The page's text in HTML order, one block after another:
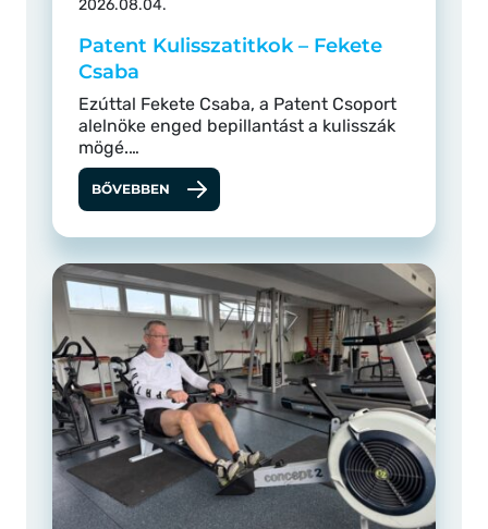
2026.08.04.
Patent Kulisszatitkok – Fekete
Csaba
Ezúttal Fekete Csaba, a Patent Csoport
alelnöke enged bepillantást a kulisszák
mögé.…
BŐVEBBEN